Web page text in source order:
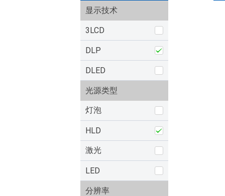
显示技术
3LCD
DLP
DLED
光源类型
灯泡
HLD
激光
LED
分辨率